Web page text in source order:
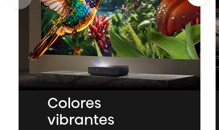
Colores
vibrantes